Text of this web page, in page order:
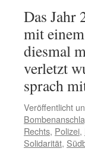
Das Jahr
mit
diesmal
verletzt
sprach
Veröffentlicht
Rechts, Polizei,
Solidarität,